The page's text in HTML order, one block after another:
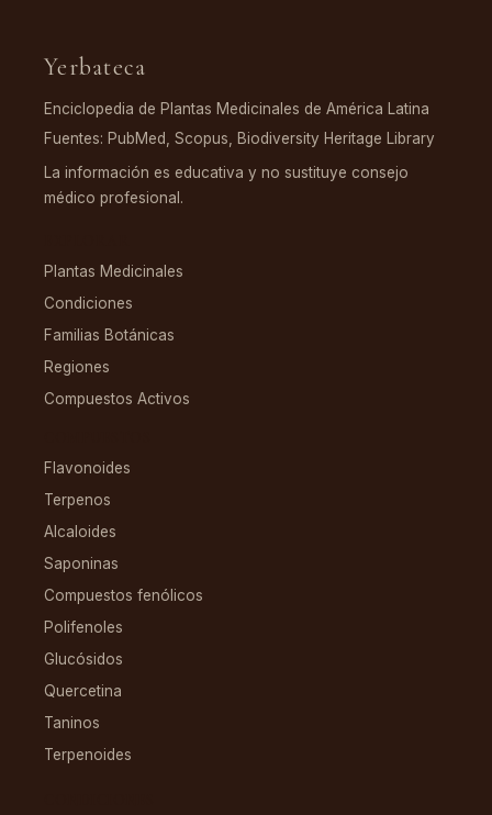
Yerbateca
Enciclopedia de Plantas Medicinales de América Latina
Fuentes: PubMed, Scopus, Biodiversity Heritage Library
La información es educativa y no sustituye consejo
médico profesional.
Plantas Medicinales
Condiciones
Familias Botánicas
Regiones
Compuestos Activos
Flavonoides
Terpenos
Alcaloides
Saponinas
Compuestos fenólicos
Polifenoles
Glucósidos
Quercetina
Taninos
Terpenoides